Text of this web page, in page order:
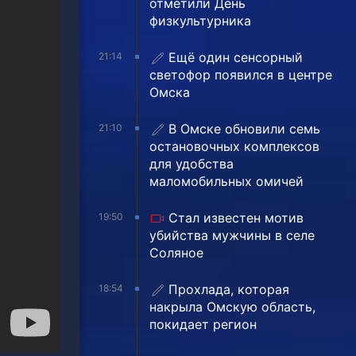
физкультурника
21:14
Ещё один сенсорный
светофор появился в центре
Омска
21:10
В Омске обновили семь
остановочных комплексов
для удобства
маломобильных омичей
19:50
Стал известен мотив
убийства мужчины в селе
Соляное
18:54
Прохлада, которая
накрыла Омскую область,
покидает регион